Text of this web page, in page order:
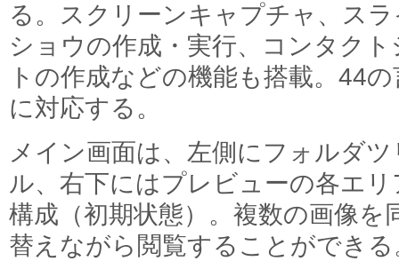
る。スクリーンキャプチャ、ス
ショウの作成・実行、コンタクト
トの作成などの機能も搭載。44の
に対応する。
メイン画面は、左側にフォルダ
ル、右下にはプレビューの各エ
構成（初期状態）。複数の画像を
替えながら閲覧することができ